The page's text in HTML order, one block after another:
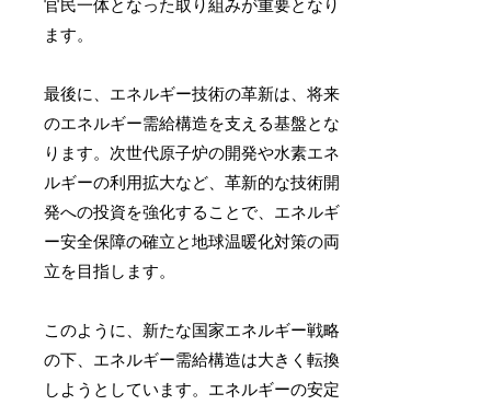
官民一体となった取り組みが重要となり
ます。
最後に、エネルギー技術の革新は、将来
のエネルギー需給構造を支える基盤とな
ります。次世代原子炉の開発や水素エネ
ルギーの利用拡大など、革新的な技術開
発への投資を強化することで、エネルギ
ー安全保障の確立と地球温暖化対策の両
立を目指します。
このように、新たな国家エネルギー戦略
の下、エネルギー需給構造は大きく転換
しようとしています。エネルギーの安定